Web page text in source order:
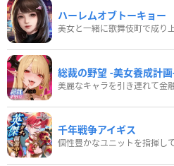
ハーレムオブトーキョー
美女と一緒に歌舞伎町で成り
総裁の野望 -美女養成計
美麗なキャラを引き連れて金
千年戦争アイギス
個性豊かなユニットを指揮し